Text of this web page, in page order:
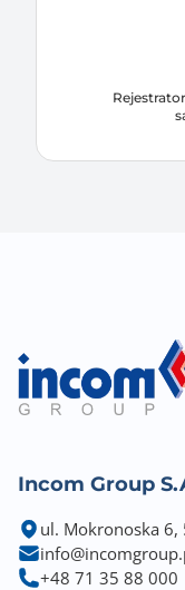
Incom Group
ul. Mokronoska 6,
+48 71 35 88 000